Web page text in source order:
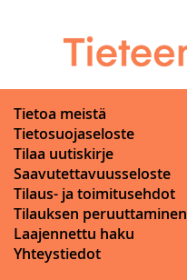
Tietoa meistä
Tietosuojaseloste
Tilaa uutiskirje
Saavutettavuusseloste
Tilaus- ja toimitusehdot
Tilauksen peruuttaminen
Laajennettu haku
Yhteystiedot